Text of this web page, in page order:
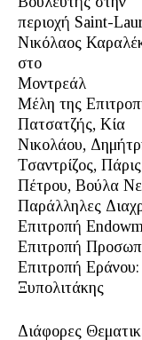
περιοχή Saint-
Νικόλαος
στο
Μοντρεάλ
Μέλη της
Πατσατζής, Κία
Νικολάου,
Τσαντρίζος, Πάρις
Πέτρου, Βούλα
Παράλληλες
Επιτροπή
Επιτροπή
Επιτροπή
Ξυπολιτάκης
Διάφορες